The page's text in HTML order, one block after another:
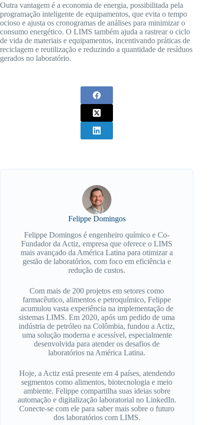
Outra vantagem é a economia de energia, possibilitada pela
programação inteligente de equipamentos, que evita o tempo
ocioso e ajusta os cronogramas de análises para minimizar o
consumo energético. O LIMS também ajuda a rastrear o ciclo
de vida de materiais e equipamentos, incentivando práticas de
reciclagem e reutilização e reduzindo a quantidade de resíduos
gerados no laboratório.
Felippe Domingos
Felippe Domingos é engenheiro químico e Co-
Fundador da Actiz, empresa que oferece o LIMS
mais avançado da América Latina para otimizar a
gestão de laboratórios, com foco em eficiência e
redução de custos.
Com mais de 200 projetos em setores como
farmacêutico, alimentos e petroquímico, Felippe
acumulou vasta experiência na implementação de
sistemas LIMS. Em 2020, após um pedido de uma
indústria de petróleo na Colômbia, fundou a Actiz,
uma solução moderna e acessível, especialmente
desenvolvida para atender os desafios de
laboratórios na América Latina.
Hoje, a Actiz está presente em 4 países, atendendo
segmentos como alimentos, biotecnologia e meio
ambiente. Felippe compartilha suas ideias sobre
automação e digitalização laboratorial no LinkedIn.
Conecte-se com ele para saber mais sobre o futuro
dos laboratórios com LIMS.